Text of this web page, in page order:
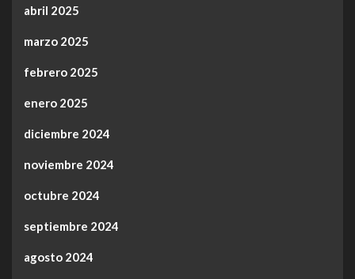
abril 2025
marzo 2025
febrero 2025
enero 2025
diciembre 2024
noviembre 2024
octubre 2024
septiembre 2024
agosto 2024